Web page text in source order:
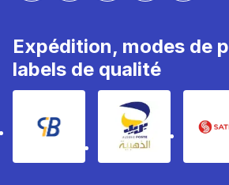
Expédition, modes de
labels de qualité